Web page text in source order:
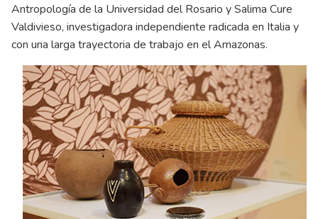
Antropología de la Universidad del Rosario y Salima Cure
Valdivieso, investigadora independiente radicada en Italia y
con una larga trayectoria de trabajo en el Amazonas.